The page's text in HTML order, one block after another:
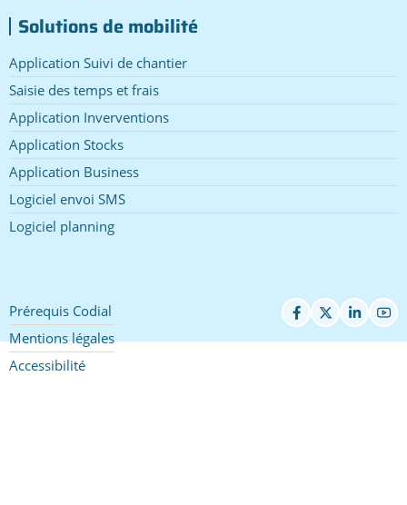
Solutions de mobilité
Application Suivi de chantier
Saisie des temps et frais
Application Inverventions
Application Stocks
Application Business
Logiciel envoi SMS
Logiciel planning
Pied
de
page
Prérequis Codial
Mentions légales
Accessibilité